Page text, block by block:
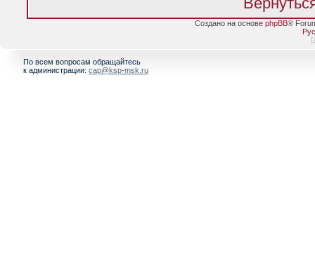
Создано на основе phpBB®
[
По всем вопросам обращайтесь
к администрации: cap@ksp-msk.ru